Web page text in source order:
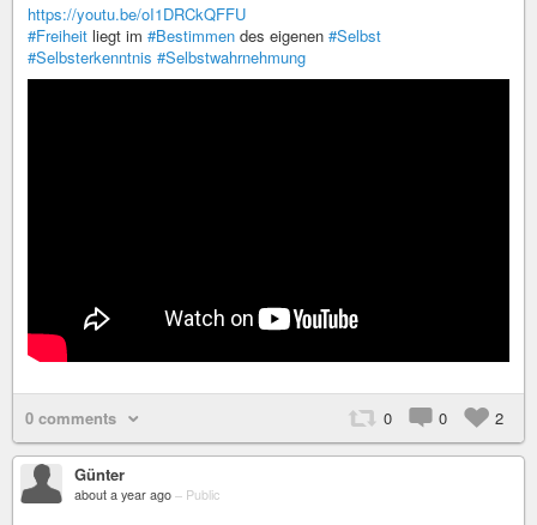
https://youtu.be/oI1DRCkQFFU
#Freiheit liegt im #Bestimmen des eigenen #Selbst
#Selbsterkenntnis #Selbstwahrnehmung
0 comments 0 0 2
Günter
about a year ago – Public